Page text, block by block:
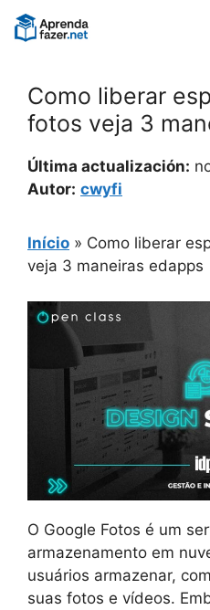
Pular
para
Como liberar
fotos veja 3
Última actualización:
Autor: cwyfi
Início » Como liberar
veja 3 maneiras edapps
O Google Fotos é um
armazenamento em
usuários armazenar,
suas fotos e vídeos.